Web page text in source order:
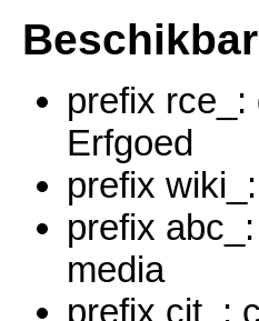
prefix
Erfgoed
prefix
prefix
media
prefix cit_: